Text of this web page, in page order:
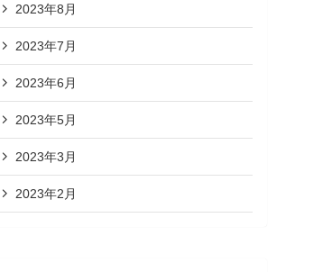
2023年8月
2023年7月
2023年6月
2023年5月
2023年3月
2023年2月